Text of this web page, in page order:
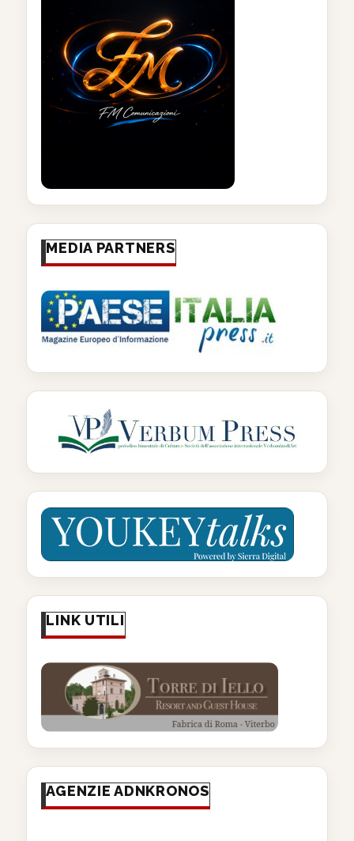
MEDIA PARTNERS
LINK UTILI
AGENZIE ADNKRONOS